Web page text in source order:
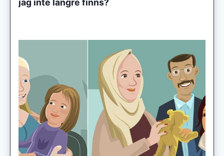
jag inte längre finns?